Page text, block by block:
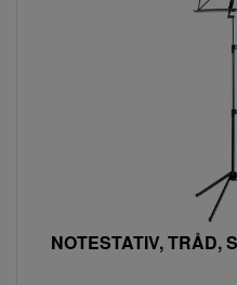
NOTESTATIV, TRÅD,